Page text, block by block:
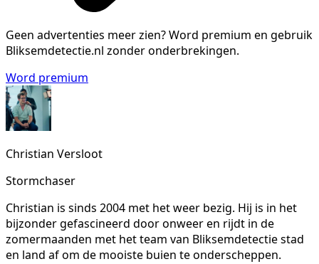
Geen advertenties meer zien?Word premium en gebruik
Bliksemdetectie.nl zonder onderbrekingen.
Word premium
Christian Versloot
Stormchaser
Christian is sinds 2004 met het weer bezig. Hij is in het
bijzonder gefascineerd door onweer en rijdt in de
zomermaanden met het team van Bliksemdetectie stad
en land af om de mooiste buien te onderscheppen.